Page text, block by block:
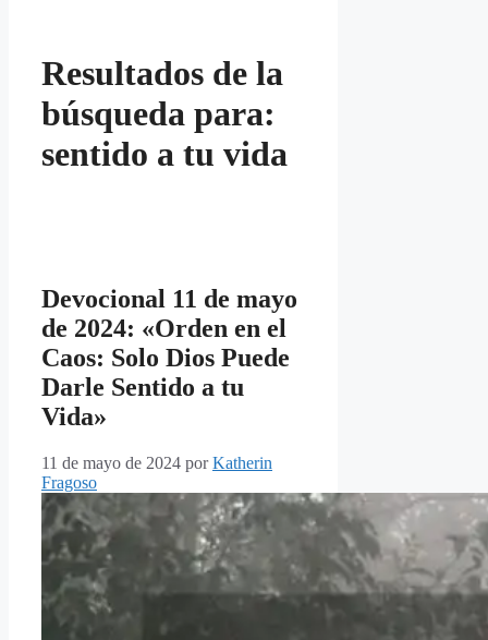
Resultados de la
búsqueda para:
sentido a tu vida
Devocional 11 de mayo
de 2024: «Orden en el
Caos: Solo Dios Puede
Darle Sentido a tu
Vida»
11 de mayo de 2024 porKatherin
Fragoso